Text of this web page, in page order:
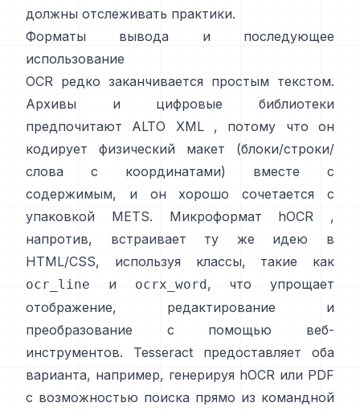
должны отслеживать практики.
Форматы вывода и последующее
использование
OCR редко заканчивается простым текстом.
Архивы и цифровые библиотеки
предпочитают
ALTO XML
, потому что он
кодирует физический макет (блоки/строки/
слова с координатами) вместе с
содержимым, и он хорошо сочетается с
упаковкой METS. Микроформат
hOCR
,
напротив, встраивает ту же идею в
HTML/CSS, используя классы, такие как
ocr_line и ocrx_word, что упрощает
отображение, редактирование и
преобразование с помощью веб-
инструментов. Tesseract предоставляет оба
варианта, например, генерируя hOCR или PDF
с возможностью поиска прямо из командной